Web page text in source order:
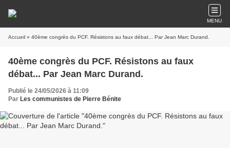
MENU
Accueil » 40ème congrès du PCF. Résistons au faux débat... Par Jean Marc Durand.
40ème congrès du PCF. Résistons au faux
débat... Par Jean Marc Durand.
Publié le 24/05/2026 à 11:09
Par Les communistes de Pierre Bénite